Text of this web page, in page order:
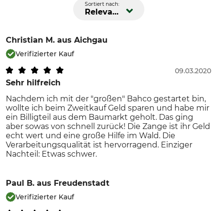
Sortiert nach:
Relevanz
Christian M. aus Aichgau
Verifizierter Kauf
Sehr hilfreich
09.03.2020
Nachdem ich mit der "großen" Bahco gestartet bin,
wollte ich beim Zweitkauf Geld sparen und habe mir
ein Billigteil aus dem Baumarkt geholt. Das ging
aber sowas von schnell zurück! Die Zange ist ihr Geld
echt wert und eine große Hilfe im Wald. Die
Verarbeitungsqualität ist hervorragend. Einziger
Nachteil: Etwas schwer.
Paul B. aus Freudenstadt
Verifizierter Kauf